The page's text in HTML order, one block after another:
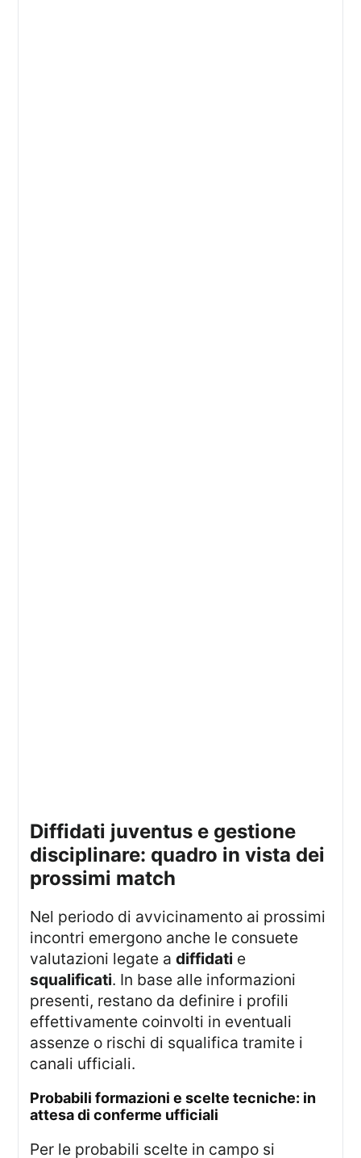
diffidati juventus e gestione
disciplinare: quadro in vista dei
prossimi match
Nel periodo di avvicinamento ai prossimi
incontri emergono anche le consuete
valutazioni legate adiffidati e
squalificati. In base alle informazioni
presenti, restano da definire i profili
effettivamente coinvolti in eventuali
assenze o rischi di squalifica tramite i
canali ufficiali.
probabili formazioni e scelte tecniche: in
attesa di conferme ufficiali
Per le probabili scelte in campo si